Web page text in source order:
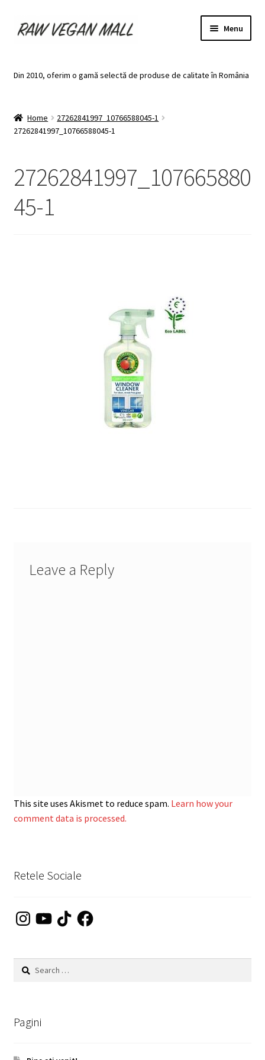
Skip
to
Skip
to
Menu
Categorii
Contul meu
Plată
Din 2010, oferim o gamă selectă de produse de calitate în România
Home
27262841997_10766588045-1
27262841997_10766588045-1
27262841997_107665880
45-1
Leave a Reply
This site uses Akismet to reduce spam. Learn how your
comment data is processed.
Retele Sociale
InstagramYouTubeTikTokFacebook
Search
Pagini